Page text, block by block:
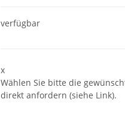
verfügbar
x
Wählen Sie bitte die
direkt anfordern (siehe Link).